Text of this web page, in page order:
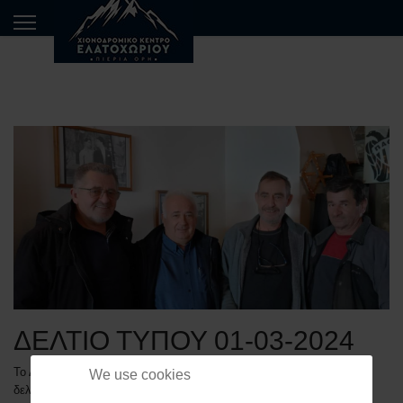
ΔΕΛΤΙΟ ΤΥΠΟΥ 01-03-2024
Το Δ.Σ. του Χιονοδρομικού Κέντρου Ελατοχωρίου, δια του παρόντος
δελτίου τύπου, ευχαριστεί δημόσια τη Διοίκηση του Γενικού
We use cookies